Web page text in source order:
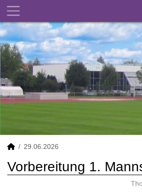
29.06.2026
Vorbereitung 1.